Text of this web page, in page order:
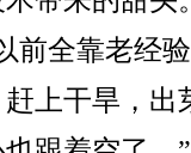
前全靠老经
上干旱，出